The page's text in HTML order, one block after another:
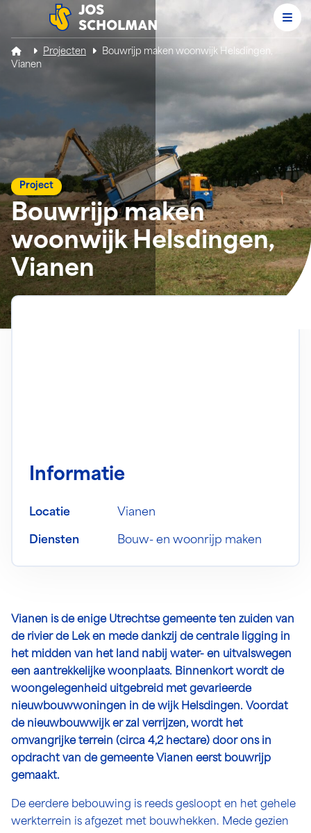
Jos Scholman
Projecten
Bouwrijp maken woonwijk Helsdingen,
Vianen
Bouwrijp maken
woonwijk Helsdingen,
Vianen
Project
Informatie
Locatie Vianen
Diensten Bouw- en woonrijp maken
Vianen is de enige Utrechtse gemeente ten zuiden van
de rivier de Lek en mede dankzij de centrale ligging in
het midden van het land nabij water- en uitvalswegen
een aantrekkelijke woonplaats. Binnenkort wordt de
woongelegenheid uitgebreid met gevarieerde
nieuwbouwwoningen in de wijk Helsdingen. Voordat
de nieuwbouwwijk er zal verrijzen, wordt het
omvangrijke terrein (circa 4,2 hectare) door ons in
opdracht van de gemeente Vianen eerst bouwrijp
gemaakt.
De eerdere bebouwing is reeds gesloopt en het gehele
werkterrein is afgezet met bouwhekken. Mede gezien